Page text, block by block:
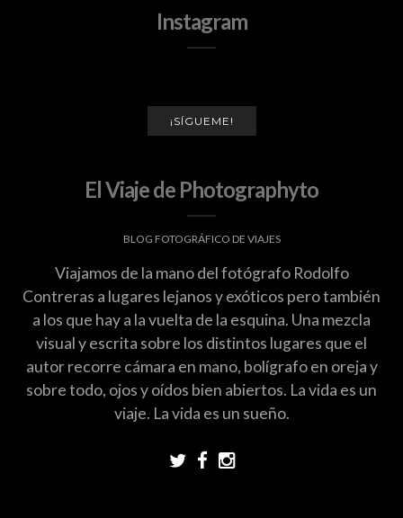
Instagram
¡SÍGUEME!
El Viaje de Photographyto
BLOG FOTOGRÁFICO DE VIAJES
Viajamos de la mano del fotógrafo Rodolfo
Contreras a lugares lejanos y exóticos pero también
a los que hay a la vuelta de la esquina. Una mezcla
visual y escrita sobre los distintos lugares que el
autor recorre cámara en mano, bolígrafo en oreja y
sobre todo, ojos y oídos bien abiertos. La vida es un
viaje. La vida es un sueño.